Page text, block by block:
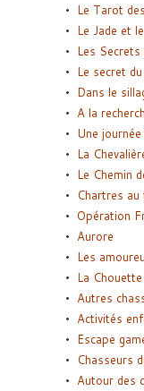
Le Tarot
Le Jade et
Les Secrets
Le secret
Dans le
A la
Une
La
Le Chemin
Chartres
Opération
Aurore
Les
La Chouette
Autres
Activités
Escape
Chasseurs
Autour des